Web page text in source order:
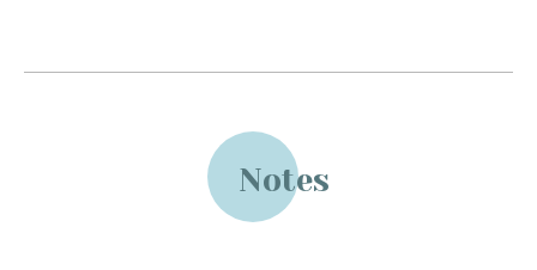
Notes